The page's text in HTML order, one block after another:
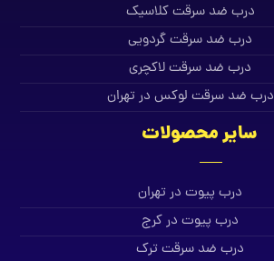
درب ضد سرقت کلاسیک
درب ضد سرقت گردویی
درب ضد سرقت لاکچری
درب ضد سرقت لوکس در تهران
سایر محصولات
درب پیوت در تهران
درب پیوت در کرج
درب ضد سرقت ترک